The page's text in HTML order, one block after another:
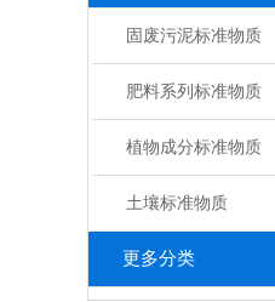
固废污泥标准物质
肥料系列标准物质
植物成分标准物质
土壤标准物质
更多分类